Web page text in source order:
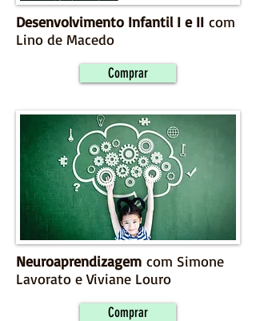
Desenvolvimento Infantil I e II com
Lino de Macedo
Comprar
Neuroaprendizagem com Simone
Lavorato e Viviane Louro
Comprar